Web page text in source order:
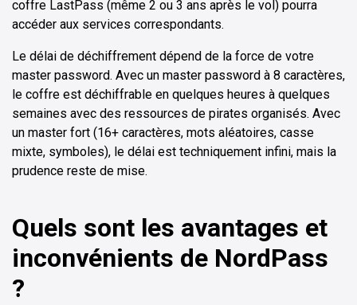
coffre LastPass (même 2 ou 3 ans après le vol) pourra
accéder aux services correspondants.
Le délai de déchiffrement dépend de la force de votre
master password. Avec un master password à 8 caractères,
le coffre est déchiffrable en quelques heures à quelques
semaines avec des ressources de pirates organisés. Avec
un master fort (16+ caractères, mots aléatoires, casse
mixte, symboles), le délai est techniquement infini, mais la
prudence reste de mise.
Quels sont les avantages et
inconvénients de NordPass
?